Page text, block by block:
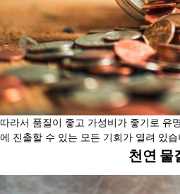
따라서 품질이 좋고 가성비가 좋기로 유
에 진출할 수 있는 모든 기회가 열려 있습
천연 물